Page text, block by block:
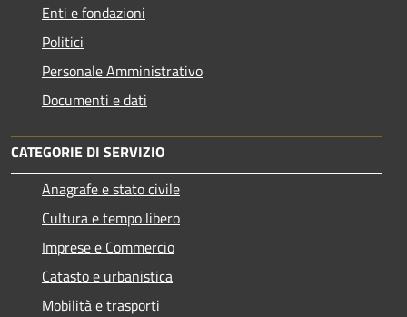
Enti e fondazioni
Politici
Personale Amministrativo
Documenti e dati
CATEGORIE DI SERVIZIO
Anagrafe e stato civile
Cultura e tempo libero
Imprese e Commercio
Catasto e urbanistica
Mobilità e trasporti